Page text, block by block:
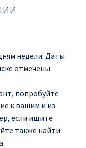
недели. Даты
отмечены
попробуйте
к вашим и из
если ищите
также найти